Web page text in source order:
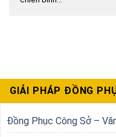
GIẢI PHÁP ĐỒNG
Đồng Phục Công Sở –